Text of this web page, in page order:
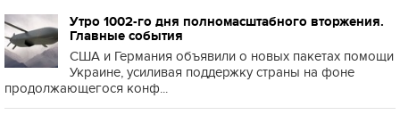
Утро 1002-го дня полномасштабного вторжения.
Главные события
США и Германия объявили о новых пакетах помощи
Украине, усиливая поддержку страны на фоне
продолжающегося конф...